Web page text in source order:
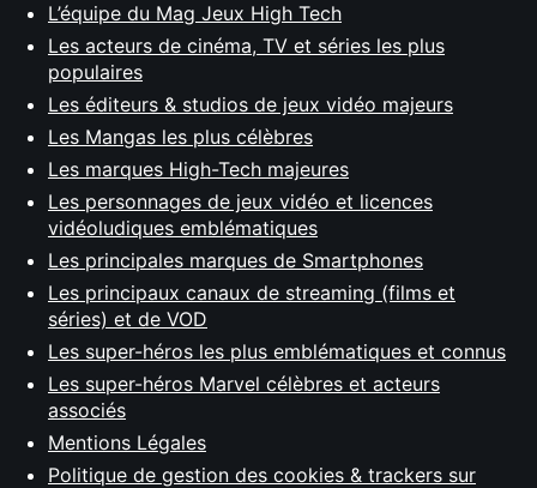
L’équipe du Mag Jeux High Tech
Les acteurs de cinéma, TV et séries les plus
populaires
Les éditeurs & studios de jeux vidéo majeurs
Les Mangas les plus célèbres
Les marques High-Tech majeures
Les personnages de jeux vidéo et licences
vidéoludiques emblématiques
Les principales marques de Smartphones
Les principaux canaux de streaming (films et
séries) et de VOD
Les super-héros les plus emblématiques et connus
Les super-héros Marvel célèbres et acteurs
associés
Mentions Légales
Politique de gestion des cookies & trackers sur